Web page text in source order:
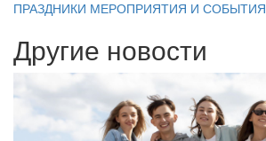
ПРАЗДНИКИ МЕРОПРИЯТИЯ И СОБЫТИЯ
Другие новости